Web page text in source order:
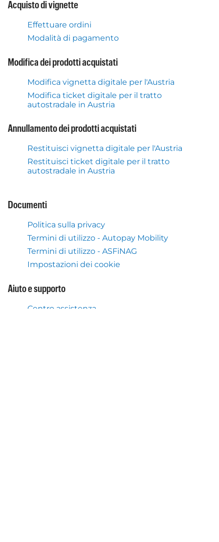
Acquisto di vignette
Effettuare ordini
Modalità di pagamento
Modifica dei prodotti acquistati
Modifica vignetta digitale per l'Austria
Modifica ticket digitale per il tratto
autostradale in Austria
Annullamento dei prodotti acquistati
Restituisci vignetta digitale per l'Austria
Restituisci ticket digitale per il tratto
autostradale in Austria
Documenti
Politica sulla privacy
Termini di utilizzo - Autopay Mobility
Termini di utilizzo - ASFiNAG
Impostazioni dei cookie
Aiuto e supporto
Centro assistenza